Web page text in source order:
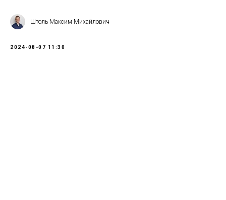
Штоль Максим Михайлович
2024-08-07 11:30